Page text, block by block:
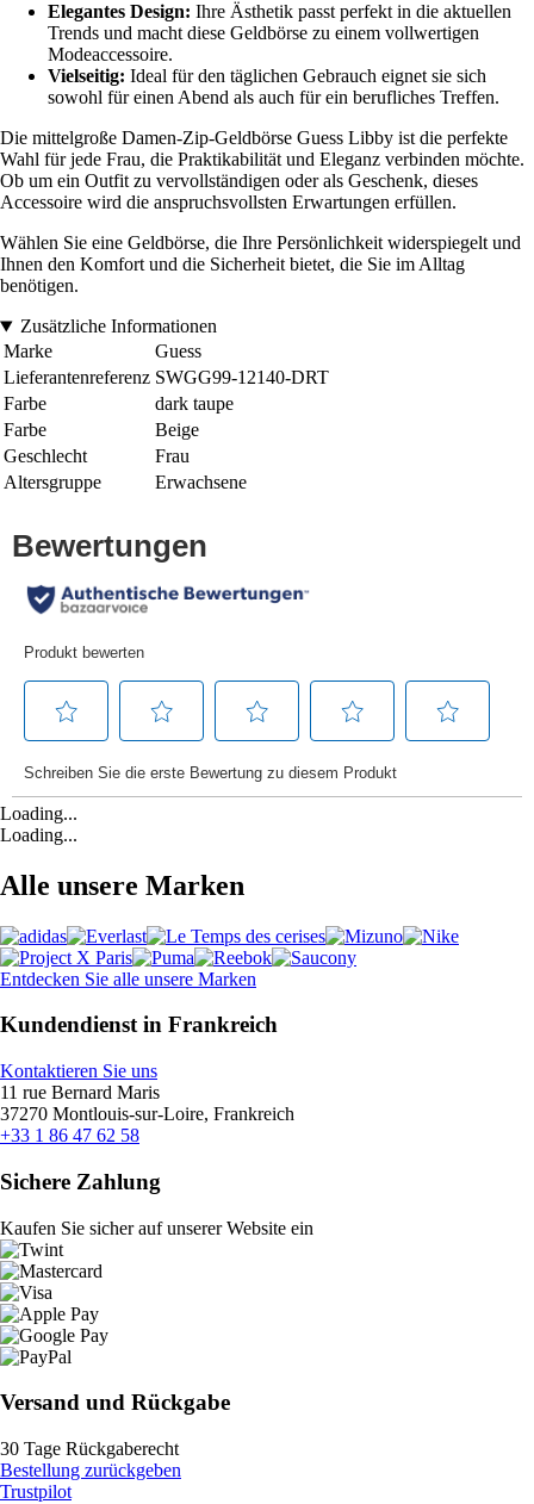
Elegantes Design: Ihre Ästhetik passt perfekt in die aktuellen
Trends und macht diese Geldbörse zu einem vollwertigen
Modeaccessoire.
Vielseitig: Ideal für den täglichen Gebrauch eignet sie sich
sowohl für einen Abend als auch für ein berufliches Treffen.
Die mittelgroße Damen-Zip-Geldbörse Guess Libby ist die perfekte
Wahl für jede Frau, die Praktikabilität und Eleganz verbinden möchte.
Ob um ein Outfit zu vervollständigen oder als Geschenk, dieses
Accessoire wird die anspruchsvollsten Erwartungen erfüllen.
Wählen Sie eine Geldbörse, die Ihre Persönlichkeit widerspiegelt und
Ihnen den Komfort und die Sicherheit bietet, die Sie im Alltag
benötigen.
Zusätzliche Informationen
Marke
Guess
Lieferantenreferenz SWGG99-12140-DRT
Farbe
dark taupe
Farbe
Beige
Geschlecht
Frau
Altersgruppe
Erwachsene
Loading...
Loading...
Alle unsere Marken
Entdecken Sie alle unsere Marken
Kundendienst in Frankreich
Kontaktieren Sie uns
11 rue Bernard Maris
37270 Montlouis-sur-Loire, Frankreich
+33 1 86 47 62 58
Sichere Zahlung
Kaufen Sie sicher auf unserer Website ein
Versand und Rückgabe
30 Tage Rückgaberecht
Bestellung zurückgeben
Trustpilot